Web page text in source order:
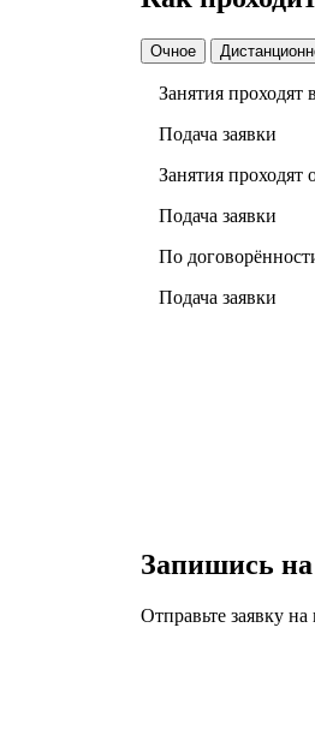
Очное
Занятия проходят
Подача заявки
Занятия
Подача заявки
По
Подача заявки
Запишись на
Отправьте заявку